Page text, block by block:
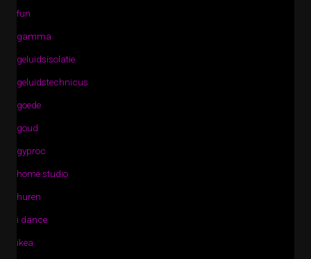
fun
gamma
geluidsisolatie
geluidstechnicus
goede
goud
gyproc
home studio
huren
i dance
ikea